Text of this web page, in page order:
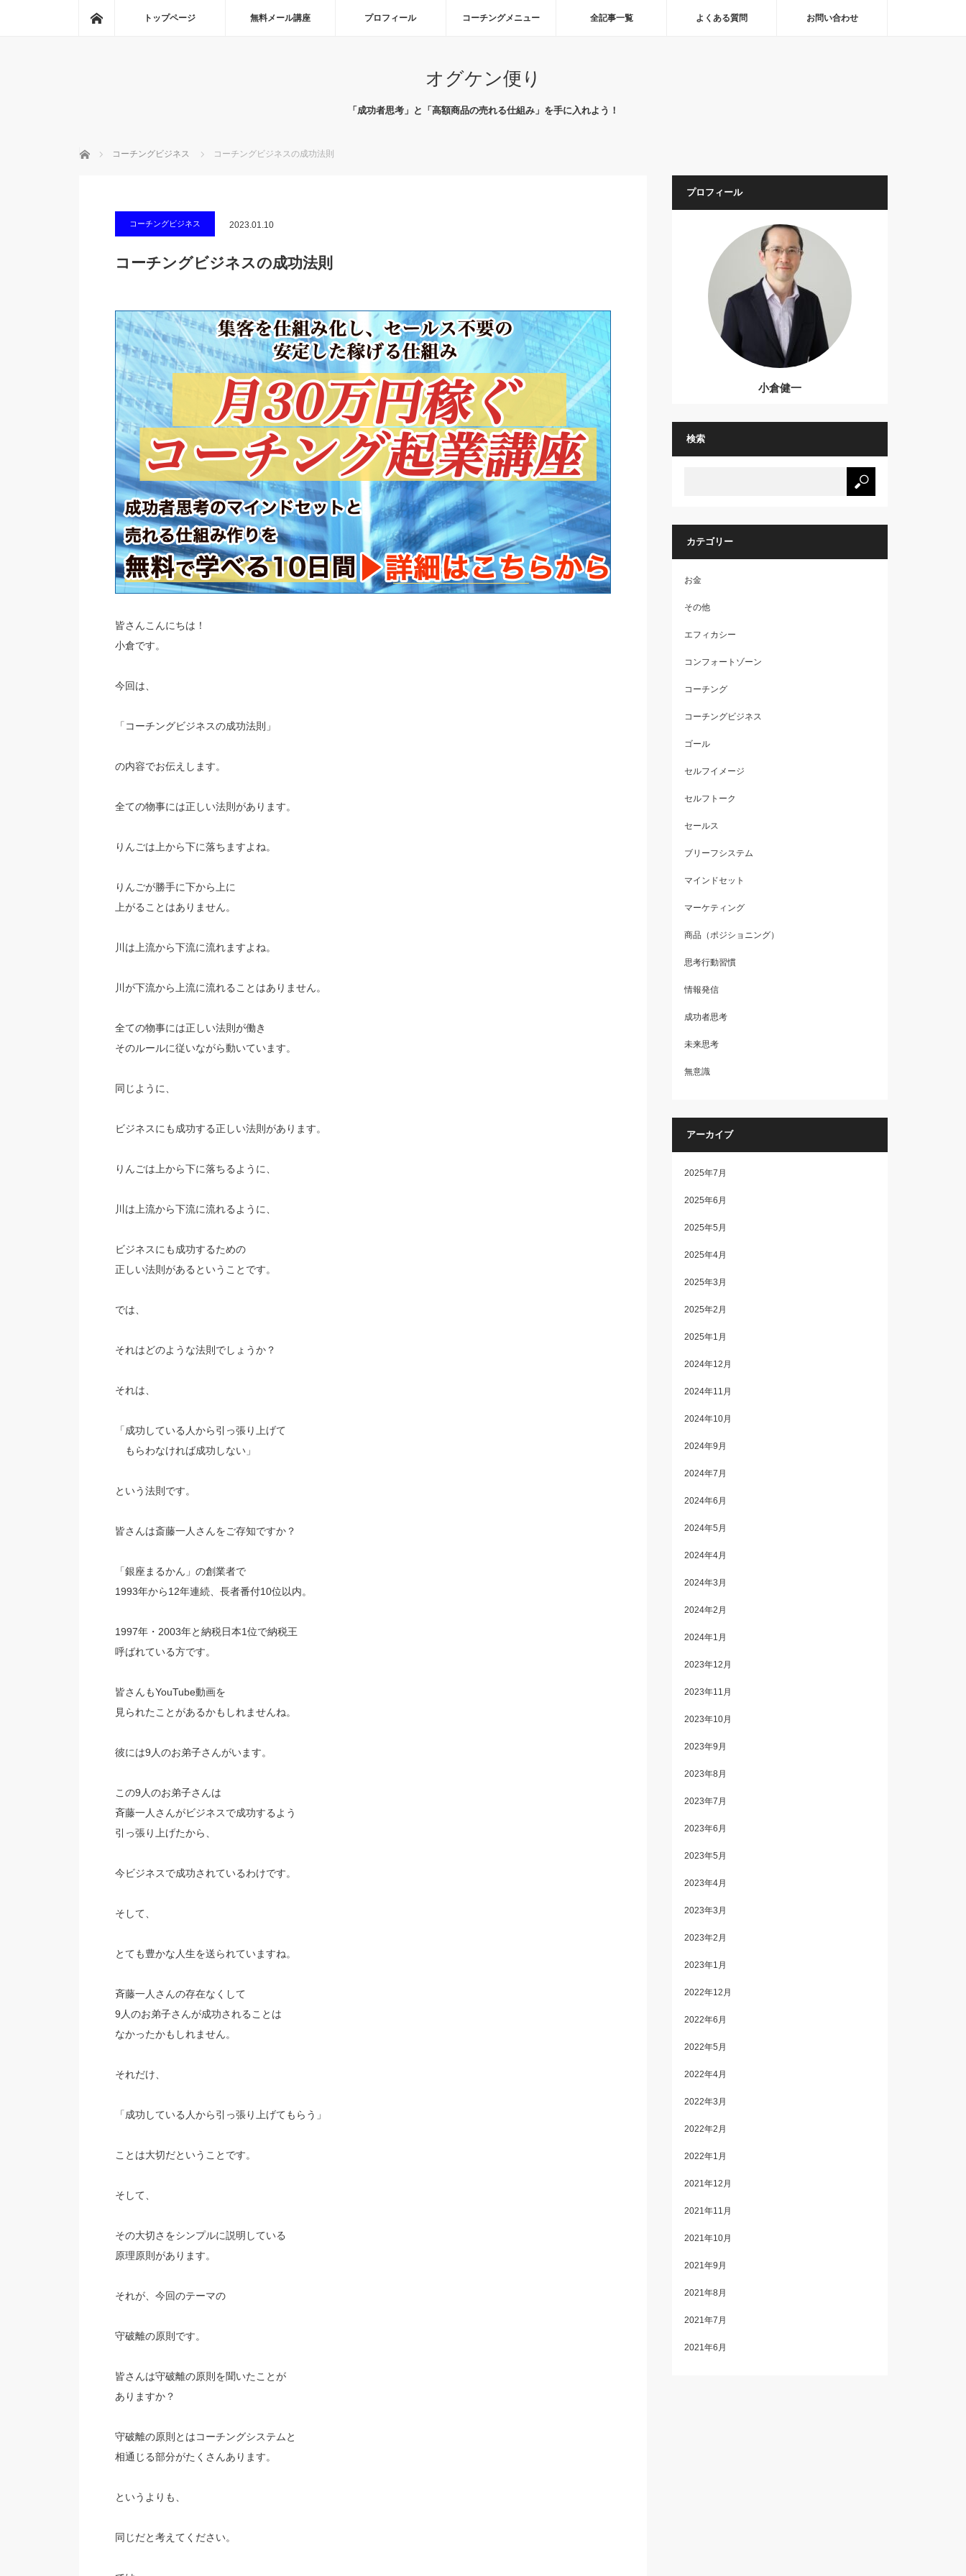
ホームトップページ 無料メール講座 プロフィール コーチングメニュー 全記事一覧 よくある質問 お問い合わせ
オグケン便り
「成功者思考」と「高額商品の売れる仕組み」を手に入れよう！
ホーム コーチングビジネス コーチングビジネスの成功法則
コーチングビジネス 2023.01.10
コーチングビジネスの成功法則
皆さんこんにちは！
小倉です。
今回は、
「コーチングビジネスの成功法則」
の内容でお伝えします。
全ての物事には正しい法則があります。
りんごは上から下に落ちますよね。
りんごが勝手に下から上に
上がることはありません。
川は上流から下流に流れますよね。
川が下流から上流に流れることはありません。
全ての物事には正しい法則が働き
そのルールに従いながら動いています。
同じように、
ビジネスにも成功する正しい法則があります。
りんごは上から下に落ちるように、
川は上流から下流に流れるように、
ビジネスにも成功するための
正しい法則があるということです。
では、
それはどのような法則でしょうか？
それは、
「成功している人から引っ張り上げて
もらわなければ成功しない」
という法則です。
皆さんは斎藤一人さんをご存知ですか？
「銀座まるかん」の創業者で
1993年から12年連続、長者番付10位以内。
1997年・2003年と納税日本1位で納税王
呼ばれている方です。
皆さんもYouTube動画を
見られたことがあるかもしれませんね。
彼には9人のお弟子さんがいます。
この9人のお弟子さんは
斉藤一人さんがビジネスで成功するよう
引っ張り上げたから、
今ビジネスで成功されているわけです。
そして、
とても豊かな人生を送られていますね。
斉藤一人さんの存在なくして
9人のお弟子さんが成功されることは
なかったかもしれません。
それだけ、
「成功している人から引っ張り上げてもらう」
ことは大切だということです。
そして、
その大切さをシンプルに説明している
原理原則があります。
それが、今回のテーマの
守破離の原則です。
皆さんは守破離の原則を聞いたことが
ありますか？
守破離の原則とはコーチングシステムと
相通じる部分がたくさんあります。
というよりも、
同じだと考えてください。
プロフィール
小倉健一
検索
カテゴリー
お金
その他
エフィカシー
コンフォートゾーン
コーチング
コーチングビジネス
ゴール
セルフイメージ
セルフトーク
セールス
ブリーフシステム
マインドセット
マーケティング
商品（ポジショニング）
思考行動習慣
情報発信
成功者思考
未来思考
無意識
アーカイブ
2025年7月
2025年6月
2025年5月
2025年4月
2025年3月
2025年2月
2025年1月
2024年12月
2024年11月
2024年10月
2024年9月
2024年7月
2024年6月
2024年5月
2024年4月
2024年3月
2024年2月
2024年1月
2023年12月
2023年11月
2023年10月
2023年9月
2023年8月
2023年7月
2023年6月
2023年5月
2023年4月
2023年3月
2023年2月
2023年1月
2022年12月
2022年6月
2022年5月
2022年4月
2022年3月
2022年2月
2022年1月
2021年12月
2021年11月
2021年10月
2021年9月
2021年8月
2021年7月
2021年6月